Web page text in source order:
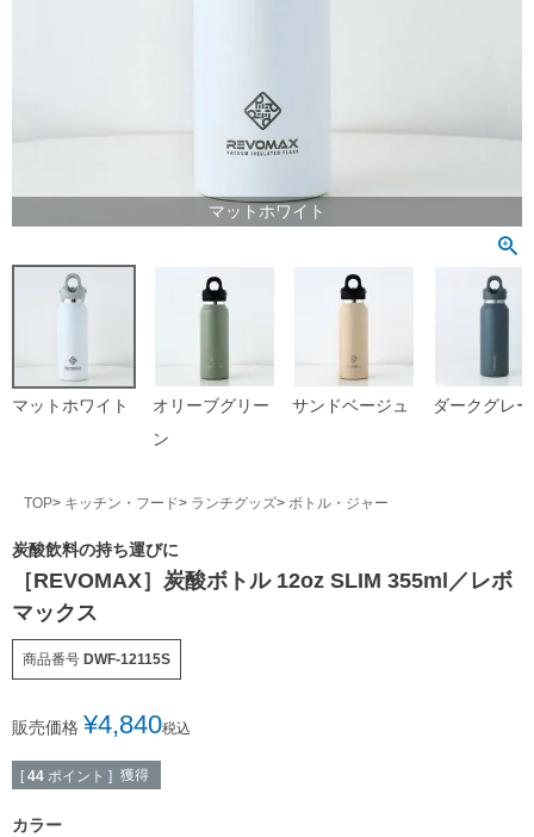
マットホワイト
マットホワイト
オリーブグリー
ン
サンドベージュ ダークグレー
TOP キッチン・フード ランチグッズ ボトル・ジャー
炭酸飲料の持ち運びに
［REVOMAX］炭酸ボトル 12oz SLIM 355ml／レボ
マックス
商品番号 DWF-12115S
販売価格 ¥4,840税込
[ 44 ポイント ] 獲得
カラー